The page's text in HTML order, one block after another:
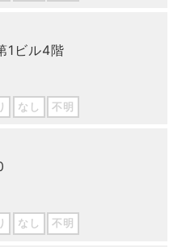
1ビル4階
なし 不明
なし 不明